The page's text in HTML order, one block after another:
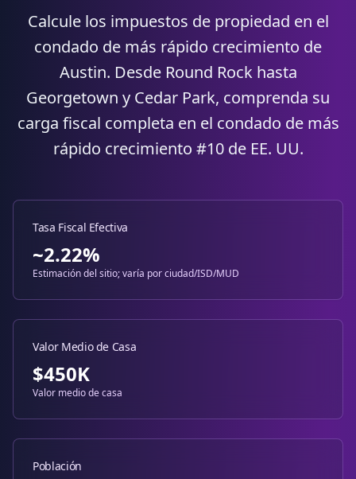
Calcule los impuestos de propiedad en el
condado de más rápido crecimiento de
Austin. Desde Round Rock hasta
Georgetown y Cedar Park, comprenda su
carga fiscal completa en el condado de más
rápido crecimiento #10 de EE. UU.
Tasa Fiscal Efectiva
~2.22%
Estimación del sitio; varía por ciudad/ISD/MUD
Valor Medio de Casa
$450K
Valor medio de casa
Población